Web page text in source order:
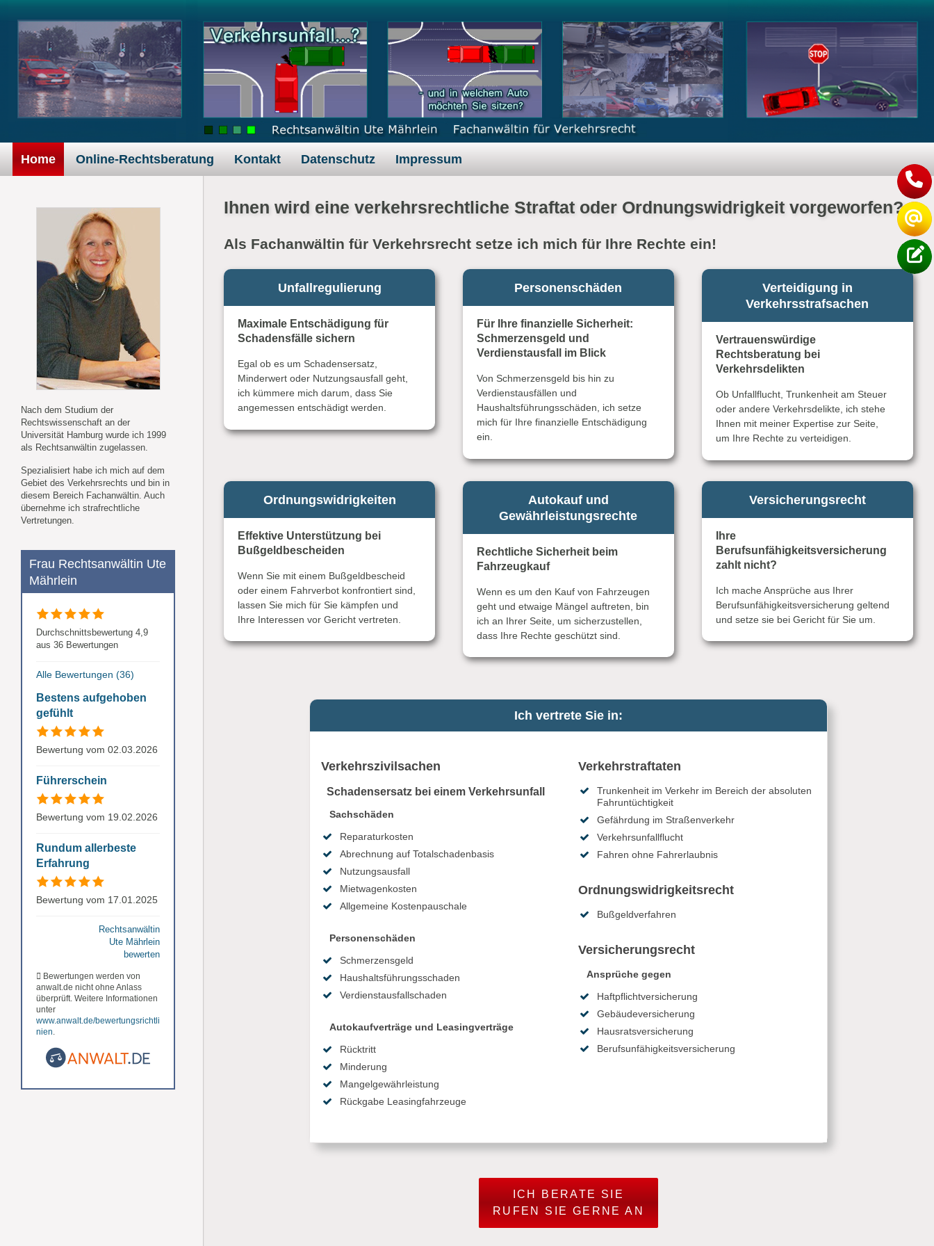
Zum Inhalt springen
Home Online-Rechtsberatung Kontakt Datenschutz Impressum
Ihnen wird eine verkehrsrechtliche Straftat oder Ordnungswidrigkeit vorgeworfen?
Als Fachanwältin für Verkehrsrecht setze ich mich für Ihre Rechte ein!
Unfallregulierung
Maximale Entschädigung für
Schadensfälle sichern
Egal ob es um Schadensersatz,
Minderwert oder Nutzungsausfall geht,
ich kümmere mich darum, dass Sie
angemessen entschädigt werden.
Personenschäden
Für Ihre finanzielle Sicherheit:
Schmerzensgeld und
Verdienstausfall im Blick
Von Schmerzensgeld bis hin zu
Verdienstausfällen und
Haushaltsführungsschäden, ich setze
mich für Ihre finanzielle Entschädigung
ein.
Verteidigung in
Verkehrsstrafsachen
Vertrauenswürdige
Rechtsberatung bei
Verkehrsdelikten
Ob Unfallflucht, Trunkenheit am Steuer
oder andere Verkehrsdelikte, ich stehe
Ihnen mit meiner Expertise zur Seite,
um Ihre Rechte zu verteidigen.
Ordnungswidrigkeiten
Effektive Unterstützung bei
Bußgeldbescheiden
Wenn Sie mit einem Bußgeldbescheid
oder einem Fahrverbot konfrontiert sind,
lassen Sie mich für Sie kämpfen und
Ihre Interessen vor Gericht vertreten.
Autokauf und
Gewährleistungsrechte
Rechtliche Sicherheit beim
Fahrzeugkauf
Wenn es um den Kauf von Fahrzeugen
geht und etwaige Mängel auftreten, bin
ich an Ihrer Seite, um sicherzustellen,
dass Ihre Rechte geschützt sind.
Versicherungsrecht
Ihre
Berufsunfähigkeitsversicherung
zahlt nicht?
Ich mache Ansprüche aus Ihrer
Berufsunfähigkeitsversicherung geltend
und setze sie bei Gericht für Sie um.
Ich vertrete Sie in:
Verkehrszivilsachen
Schadensersatz bei einem Verkehrsunfall
Sachschäden
Reparaturkosten
Abrechnung auf Totalschadenbasis
Nutzungsausfall
Mietwagenkosten
Allgemeine Kostenpauschale
Personenschäden
Schmerzensgeld
Haushaltsführungsschaden
Verdienstausfallschaden
Autokaufverträge und Leasingverträge
Rücktritt
Minderung
Mangelgewährleistung
Rückgabe Leasingfahrzeuge
Verkehrstraftaten
Trunkenheit im Verkehr im Bereich der absoluten
Fahruntüchtigkeit
Gefährdung im Straßenverkehr
Verkehrsunfallflucht
Fahren ohne Fahrerlaubnis
Ordnungswidrigkeitsrecht
Bußgeldverfahren
Versicherungsrecht
Ansprüche gegen
Haftpflichtversicherung
Gebäudeversicherung
Hausratsversicherung
Berufsunfähigkeitsversicherung
ICH BERATE SIE
RUFEN SIE GERNE AN
Nach dem Studium der
Rechtswissenschaft an der
Universität Hamburg wurde ich 1999
als Rechtsanwältin zugelassen.
Spezialisiert habe ich mich auf dem
Gebiet des Verkehrsrechts und bin in
diesem Bereich Fachanwältin. Auch
übernehme ich strafrechtliche
Vertretungen.
Frau Rechtsanwältin Ute
Mährlein
Durchschnittsbewertung 4,9
aus 36 Bewertungen
Alle Bewertungen (36)
Bestens aufgehoben
gefühlt
Bewertung vom 02.03.2026
Führerschein
Bewertung vom 19.02.2026
Rundum allerbeste
Erfahrung
Bewertung vom 17.01.2025
Rechtsanwältin
Ute Mährlein
bewerten
Bewertungen werden von
anwalt.de nicht ohne Anlass
überprüft. Weitere Informationen
unter
www.anwalt.de/bewertungsrichtli
nien.